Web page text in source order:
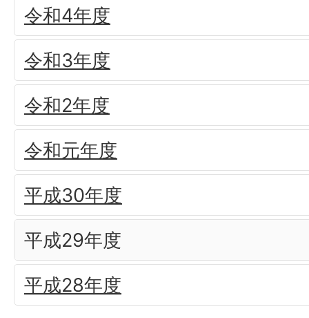
令和4年度
令和3年度
令和2年度
令和元年度
平成30年度
平成29年度
平成28年度